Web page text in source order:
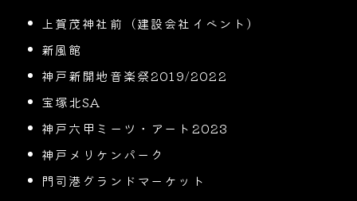
上賀茂神社前（建設会社イベント）
新風館
神戸新開地音楽祭2019/2022
宝塚北SA
神戸六甲ミーツ・アート2023
神戸メリケンパーク
門司港グランドマーケット